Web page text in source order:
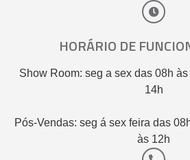
HORÁRIO DE
Show Room: seg a sex das 08h
14h
Pós-Vendas: seg á sex feira das
às 12h